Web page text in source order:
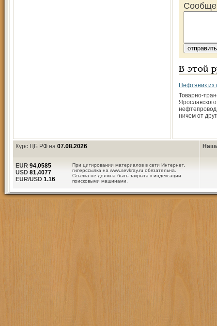
В этой
Нефтяник из
Товарно-
ничем от
Курс ЦБ РФ на 07.08.2026
При цитировании материалов в сети Интернет,
гиперссылка на www.sevkray.ru обязательна.
Ссылка не должна быть закрыта к индексации
поисковыми машинами.
EUR 94,0585
USD 81,4077
EUR/USD 1.16